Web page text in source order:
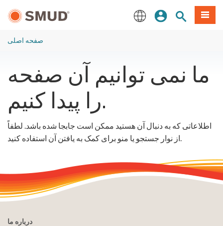
اصلی
ورودسایتمنو
صفحه اصلی
ما نمی توانیم آن صفحه
را پیدا کنیم.
اطلاعاتی که به دنبال آن هستید ممکن است جابجا شده باشد. لطفاً
از نوار جستجو یا منو برای کمک به یافتن آن استفاده کنید.
درباره ما